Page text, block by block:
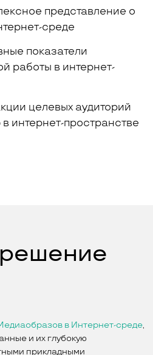
представление о
среде
показатели
работы в интернет-
целевых аудиторий
интернет-пространстве
в Интернет-среде,
и их глубокую
прикладными